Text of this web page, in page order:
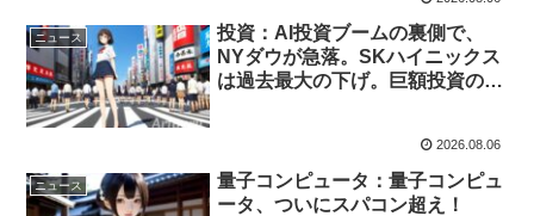
ニュース
投資：AI投資ブームの裏側で、
NYダウが急落。SKハイニックス
は過去最大の下げ。巨額投資の
き真実。(2026/7/25-8/1)
2026.08.06
ニュース
量子コンピュータ：量子コンピュ
ータ、ついにスパコン超え！